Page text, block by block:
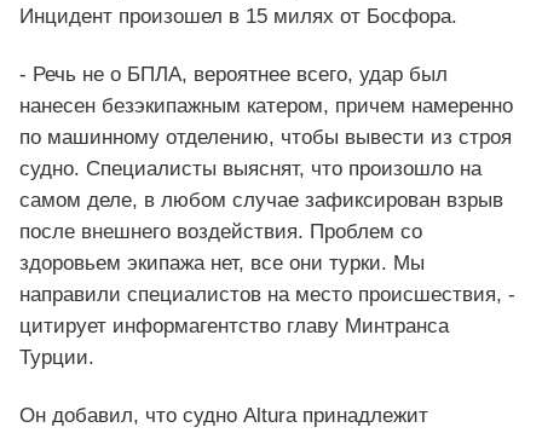
Инцидент произошел в 15 милях от Босфора.
- Речь не о БПЛА, вероятнее всего, удар был
нанесен безэкипажным катером, причем намеренно
по машинному отделению, чтобы вывести из строя
судно. Специалисты выяснят, что произошло на
самом деле, в любом случае зафиксирован взрыв
после внешнего воздействия. Проблем со
здоровьем экипажа нет, все они турки. Мы
направили специалистов на место происшествия, -
цитирует информагентство главу Минтранса
Турции.
Он добавил, что судно Altura принадлежит